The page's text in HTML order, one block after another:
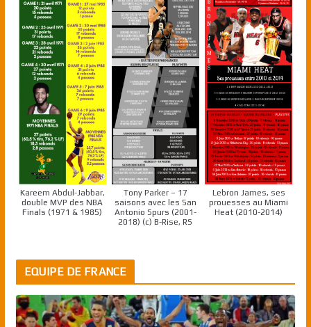
Kareem Abdul-Jabbar,
double MVP des NBA
Finals (1971 & 1985)
Tony Parker – 17
saisons avec les San
Antonio Spurs (2001-
2018) (c) B-Rise, RS
Lebron James, ses
prouesses au Miami
Heat (2010-2014)
EQUIPE DE FRANCE